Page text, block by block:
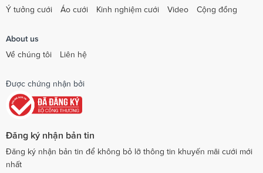
Ý tưởng cưới
Áo cưới Kinh nghiệm cưới Video Cộng đồng
About us
Về chúng tôi
Liên hệ
Được chứng nhận bởi
Đăng ký nhận bản tin
Đăng ký nhận bản tin để không bỏ lỡ thông tin khuyến mãi cưới mới
nhất